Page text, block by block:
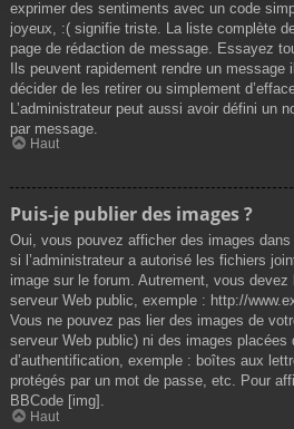
exprimer des sentiments avec un code
joyeux, :( signifie triste. La liste complète
page de rédaction de message. Essayez
Ils peuvent rapidement rendre un
décider de les retirer ou simplement
L’administrateur peut aussi avoir défini un
par message.
Haut
Puis-je publier des images ?
Oui, vous pouvez afficher des images
si l’administrateur a autorisé les fichiers
image sur le forum. Autrement, vous
serveur Web public, exemple : http://
Vous ne pouvez pas lier des images de
serveur Web public) ni des images placées
d’authentification, exemple : boîtes aux
protégés par un mot de passe, etc. Pour
BBCode [img].
Haut